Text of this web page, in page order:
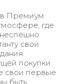
в Премиум
где
свои
покупки.
свои первые
быть